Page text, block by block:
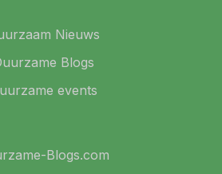
Nieuws
Blogs
events
Blogs.com